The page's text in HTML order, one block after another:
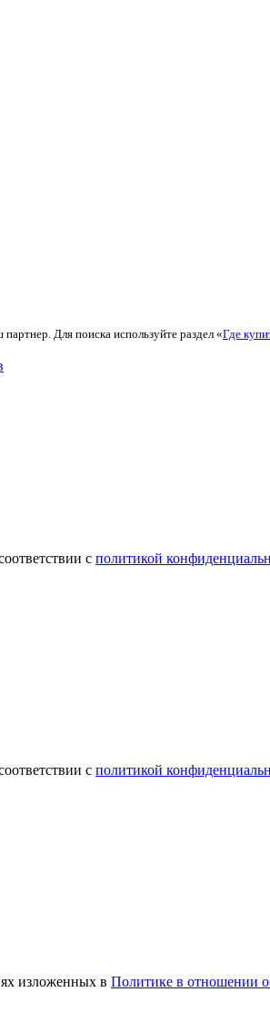
Для поиска используйте раздел «Где
с политикой
с политикой
изложенных в Политике в отношении